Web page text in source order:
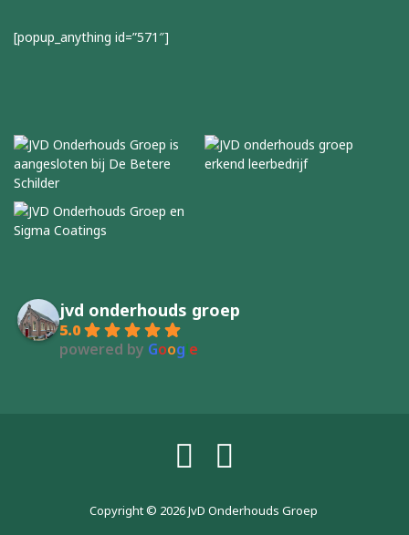
[popup_anything id=”571″]
jvd onderhouds groep
5.0
powered by Google
Copyright © 2026JvD Onderhouds Groep